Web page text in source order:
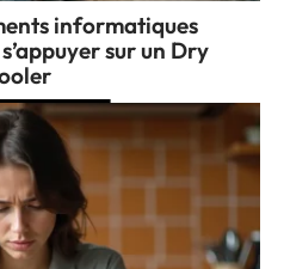
informatiques
sur un Dry